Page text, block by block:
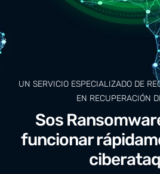
UN SERVICIO ESPECIALIZADO DE
EN RECUPERACIÓN
Sos
funcionar